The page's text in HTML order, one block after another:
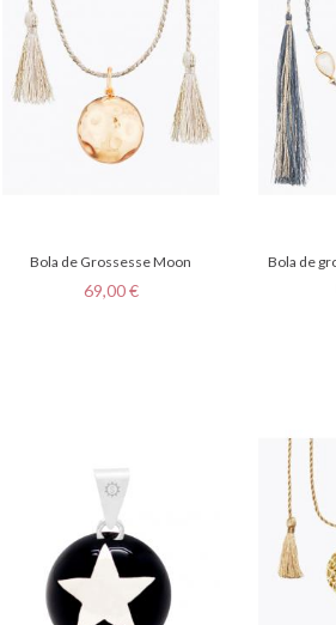
Bola de Grossesse Moon
Prix
69,00 €
Bola de